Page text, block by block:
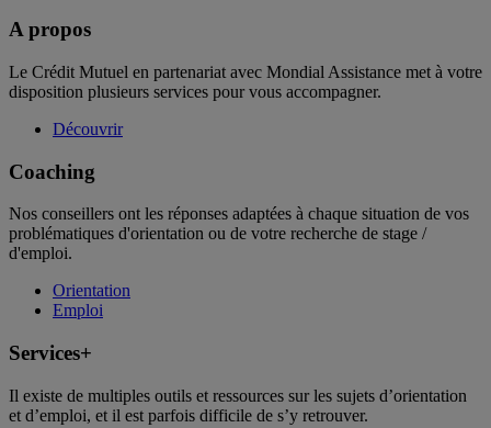
A propos
Le Crédit Mutuel en partenariat avec Mondial Assistance met à votre
disposition plusieurs services pour vous accompagner.
Découvrir
Coaching
Nos conseillers ont les réponses adaptées à chaque situation de vos
problématiques d'orientation ou de votre recherche de stage /
d'emploi.
Orientation
Emploi
Services+
Il existe de multiples outils et ressources sur les sujets d’orientation
et d’emploi, et il est parfois difficile de s’y retrouver.